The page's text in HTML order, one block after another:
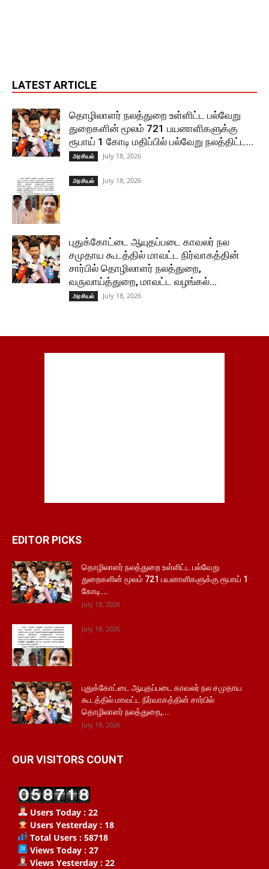
LATEST ARTICLE
தொழிலாளர் நலத்துறை உள்ளிட்ட பல்வேறு
துறைகளின் மூலம் 721 பயனாளிகளுக்கு
ரூபாய் 1 கோடி மதிப்பில் பல்வேறு நலத்திட்ட...
அரசியல் July 18, 2026
அரசியல் July 18, 2026
புதுக்கோட்டை ஆயுதப்படை காவலர் நல
சமுதாய கூடத்தில் மாவட்ட நிர்வாகத்தின்
சார்பில் தொழிலாளர் நலத்துறை,
வருவாய்த்துறை, மாவட்ட வழங்கல்...
அரசியல் July 18, 2026
EDITOR PICKS
தொழிலாளர் நலத்துறை உள்ளிட்ட பல்வேறு
துறைகளின் மூலம் 721 பயனாளிகளுக்கு ரூபாய் 1
கோடி...
July 18, 2026
July 18, 2026
புதுக்கோட்டை ஆயுதப்படை காவலர் நல சமுதாய
கூடத்தில் மாவட்ட நிர்வாகத்தின் சார்பில்
தொழிலாளர் நலத்துறை,...
July 18, 2026
OUR VISITORS COUNT
Users Today : 22
Users Yesterday : 18
Total Users : 58718
Views Today : 27
Views Yesterday : 22